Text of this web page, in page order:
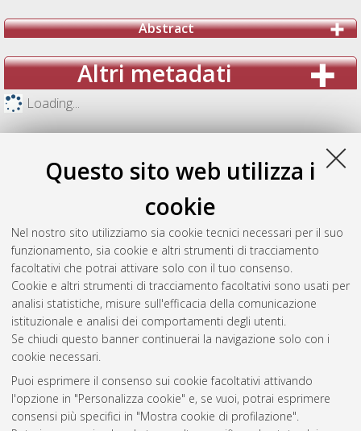
Questo sito web utilizza i
cookie
Nel nostro sito utilizziamo sia cookie tecnici necessari per il suo
funzionamento, sia cookie e altri strumenti di tracciamento
facoltativi che potrai attivare solo con il tuo consenso.
Cookie e altri strumenti di tracciamento facoltativi sono usati per
analisi statistiche, misure sull'efficacia della comunicazione
istituzionale e analisi dei comportamenti degli utenti.
Se chiudi questo banner continuerai la navigazione solo con i
cookie necessari.
Puoi esprimere il consenso sui cookie facoltativi attivando
l'opzione in "Personalizza cookie" e, se vuoi, potrai esprimere
consensi più specifici in "Mostra cookie di profilazione".
Abstract
Altri metadati
Loading...
Gestione del documento:
Atom
Rss 1.0